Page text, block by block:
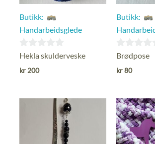
Butikk:
Handarbeidsglede
0
ut
Hekla skulderveske
kr 200
Butikk:
0
ut
Brødpose
kr80